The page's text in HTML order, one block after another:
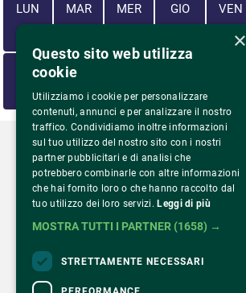
LUN
24
MAR MER GIO VEN
28
LUN
31
MAR
01 02 03
Via Monte Rosa 81
Tel.02 43 822 379
×
Questo sito web utilizza
cookie
Utilizziamo i cookie per personalizzare
contenuti, annunci e per analizzare il nostro
traffico. Condividiamo inoltre informazioni
sul tuo utilizzo del nostro sito con i nostri
partner pubblicitari e di analisi che
potrebbero combinarle con altre informazioni
che hai fornito loro o che hanno raccolto dal
tuo utilizzo dei loro servizi. Leggi di più
MOSTRA TUTTI I PARTNER (1658) →
STRETTAMENTE NECESSARI